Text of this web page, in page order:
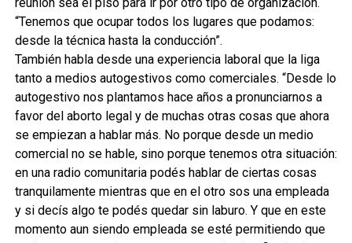
“Tenemos que ocupar todos los lugares que podamos:
desde la técnica hasta la conducción”.
También habla desde una experiencia laboral que la liga
tanto a medios autogestivos como comerciales. “Desde lo
autogestivo nos plantamos hace años a pronunciarnos a
favor del aborto legal y de muchas otras cosas que ahora
se empiezan a hablar más. No porque desde un medio
comercial no se hable, sino porque tenemos otra situación:
en una radio comunitaria podés hablar de ciertas cosas
tranquilamente mientras que en el otro sos una empleada
y si decís algo te podés quedar sin laburo. Y que en este
momento aun siendo empleada se esté permitiendo que